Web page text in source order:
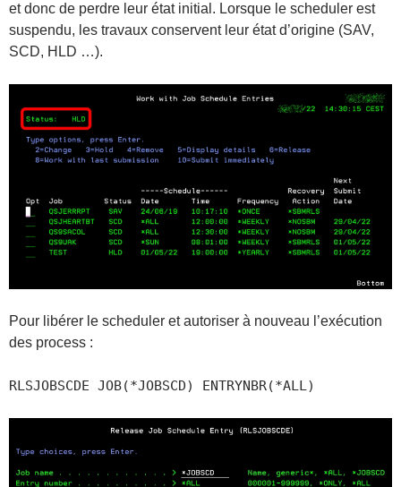
et donc de perdre leur état initial. Lorsque le scheduler est
suspendu, les travaux conservent leur état d’origine (SAV,
SCD, HLD …).
Pour libérer le scheduler et autoriser à nouveau l’exécution
des process :
RLSJOBSCDE JOB(*JOBSCD) ENTRYNBR(*ALL)